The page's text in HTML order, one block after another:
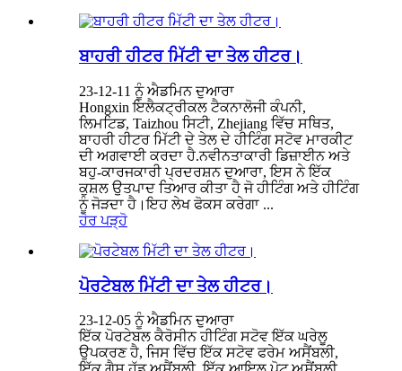
ਬਾਹਰੀ ਹੀਟਰ ਮਿੱਟੀ ਦਾ ਤੇਲ ਹੀਟਰ।
23-12-11 ਨੂੰ ਐਡਮਿਨ ਦੁਆਰਾ
Hongxin ਇਲੈਕਟ੍ਰੀਕਲ ਟੈਕਨਾਲੋਜੀ ਕੰਪਨੀ,
ਲਿਮਟਿਡ, Taizhou ਸਿਟੀ, Zhejiang ਵਿੱਚ ਸਥਿਤ,
ਬਾਹਰੀ ਹੀਟਰ ਮਿੱਟੀ ਦੇ ਤੇਲ ਦੇ ਹੀਟਿੰਗ ਸਟੋਵ ਮਾਰਕੀਟ
ਦੀ ਅਗਵਾਈ ਕਰਦਾ ਹੈ.ਨਵੀਨਤਾਕਾਰੀ ਡਿਜ਼ਾਈਨ ਅਤੇ
ਬਹੁ-ਕਾਰਜਕਾਰੀ ਪ੍ਰਦਰਸ਼ਨ ਦੁਆਰਾ, ਇਸ ਨੇ ਇੱਕ
ਕੁਸ਼ਲ ਉਤਪਾਦ ਤਿਆਰ ਕੀਤਾ ਹੈ ਜੋ ਹੀਟਿੰਗ ਅਤੇ ਹੀਟਿੰਗ
ਨੂੰ ਜੋੜਦਾ ਹੈ।ਇਹ ਲੇਖ ਫੋਕਸ ਕਰੇਗਾ ...
ਹੋਰ ਪੜ੍ਹੋ
ਪੋਰਟੇਬਲ ਮਿੱਟੀ ਦਾ ਤੇਲ ਹੀਟਰ।
23-12-05 ਨੂੰ ਐਡਮਿਨ ਦੁਆਰਾ
ਇੱਕ ਪੋਰਟੇਬਲ ਕੈਰੋਸੀਨ ਹੀਟਿੰਗ ਸਟੋਵ ਇੱਕ ਘਰੇਲੂ
ਉਪਕਰਣ ਹੈ, ਜਿਸ ਵਿੱਚ ਇੱਕ ਸਟੋਵ ਫਰੇਮ ਅਸੈਂਬਲੀ,